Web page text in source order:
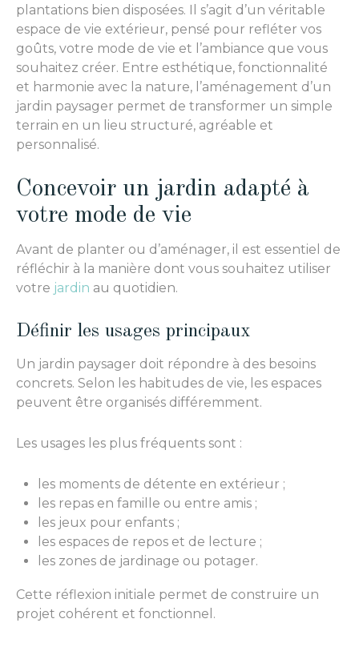
plantations bien disposées. Il s’agit d’un véritable
espace de vie extérieur, pensé pour refléter vos
goûts, votre mode de vie et l’ambiance que vous
souhaitez créer. Entre esthétique, fonctionnalité
et harmonie avec la nature, l’aménagement d’un
jardin paysager permet de transformer un simple
terrain en un lieu structuré, agréable et
personnalisé.
Concevoir un jardin adapté à
votre mode de vie
Avant de planter ou d’aménager, il est essentiel de
réfléchir à la manière dont vous souhaitez utiliser
votre jardin au quotidien.
Définir les usages principaux
Un jardin paysager doit répondre à des besoins
concrets. Selon les habitudes de vie, les espaces
peuvent être organisés différemment.
Les usages les plus fréquents sont :
les moments de détente en extérieur ;
les repas en famille ou entre amis ;
les jeux pour enfants ;
les espaces de repos et de lecture ;
les zones de jardinage ou potager.
Cette réflexion initiale permet de construire un
projet cohérent et fonctionnel.